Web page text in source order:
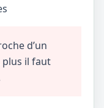
d’un
plus il faut